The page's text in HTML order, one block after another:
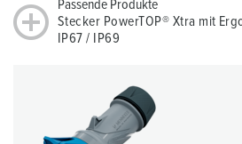
Passende Produkte
Stecker PowerTOP® Xtra mit
IP67 / IP69